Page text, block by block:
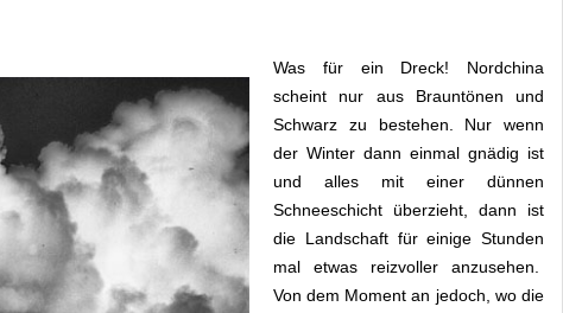
Was für ein Dreck! Nordchina
scheint nur aus Brauntönen und
Schwarz zu bestehen. Nur wenn
der Winter dann einmal gnädig ist
und alles mit einer dünnen
Schneeschicht überzieht, dann ist
die Landschaft für einige Stunden
mal etwas reizvoller anzusehen.
Von dem Moment an jedoch, wo die